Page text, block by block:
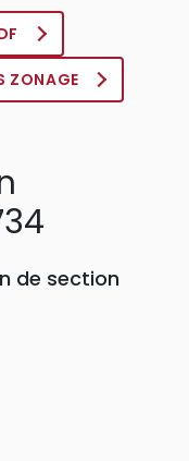
ZONAGE
de section